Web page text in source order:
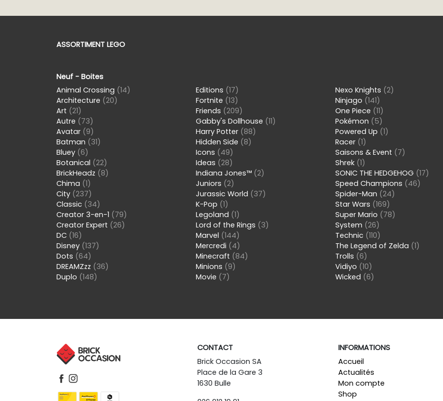
ASSORTIMENT LEGO
Neuf - Boites
Animal Crossing (14)
Architecture (20)
Art (21)
Autre (73)
Avatar (9)
Batman (31)
Bluey (6)
Botanical (22)
BrickHeadz (8)
Chima (1)
City (237)
Classic (34)
Creator 3-en-1 (79)
Creator Expert (26)
DC (16)
Disney (137)
Dots (64)
DREAMZzz (36)
Duplo (148)
Editions (17)
Fortnite (13)
Friends (209)
Gabby's Dollhouse (11)
Harry Potter (88)
Hidden Side (8)
Icons (49)
Ideas (28)
Indiana Jones™ (2)
Juniors (2)
Jurassic World (37)
K-Pop (1)
Legoland (1)
Lord of the Rings (3)
Marvel (144)
Mercredi (4)
Minecraft (84)
Minions (9)
Movie (7)
Nexo Knights (2)
Ninjago (141)
One Piece (11)
Pokémon (5)
Powered Up (1)
Racer (1)
Saisons & Event (7)
Shrek (1)
SONIC THE HEDGEHOG (17)
Speed Champions (46)
Spider-Man (24)
Star Wars (169)
Super Mario (78)
System (26)
Technic (110)
The Legend of Zelda (1)
Trolls (6)
Vidiyo (10)
Wicked (6)
CONTACT
Brick Occasion SA
Place de la Gare 3
1630 Bulle
INFORMATIONS
Accueil
Actualités
Mon compte
Shop